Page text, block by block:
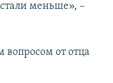
меньше», –
от отца